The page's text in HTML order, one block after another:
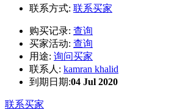
联系方式: 联系买家
购买记录: 查询
买家活动: 查询
用途: 询问买家
联系人: kamran khalid
到期日期:04 Jul 2020
联系买家